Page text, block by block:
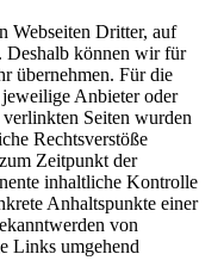
Webseiten Dritter, auf
Deshalb können wir für
übernehmen. Für die
Anbieter oder
Seiten wurden
Rechtsverstöße
Zeitpunkt der
inhaltliche Kontrolle
Anhaltspunkte einer
von
Links umgehend